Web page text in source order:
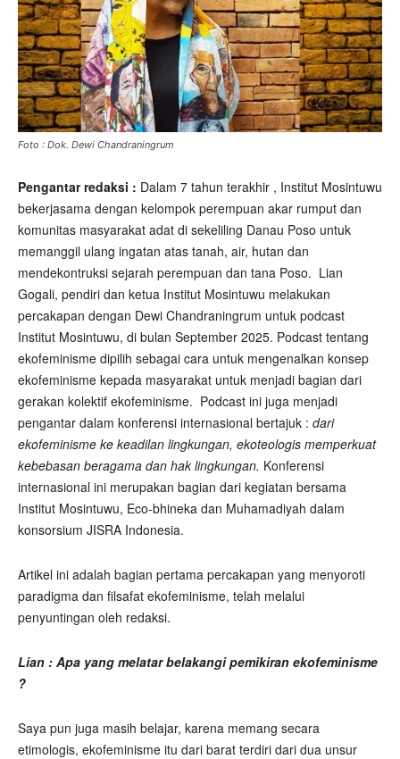
Foto : Dok. Dewi Chandraningrum
Pengantar redaksi : Dalam 7 tahun terakhir , Institut Mosintuwu
bekerjasama dengan kelompok perempuan akar rumput dan
komunitas masyarakat adat di sekeliling Danau Poso untuk
memanggil ulang ingatan atas tanah, air, hutan dan
mendekontruksi sejarah perempuan dan tana Poso. Lian
Gogali, pendiri dan ketua Institut Mosintuwu melakukan
percakapan dengan Dewi Chandraningrum untuk podcast
Institut Mosintuwu, di bulan September 2025. Podcast tentang
ekofeminisme dipilih sebagai cara untuk mengenalkan konsep
ekofeminisme kepada masyarakat untuk menjadi bagian dari
gerakan kolektif ekofeminisme. Podcast ini juga menjadi
pengantar dalam konferensi internasional bertajuk : dari
ekofeminisme ke keadilan lingkungan, ekoteologis memperkuat
kebebasan beragama dan hak lingkungan. Konferensi
internasional ini merupakan bagian dari kegiatan bersama
Institut Mosintuwu, Eco-bhineka dan Muhamadiyah dalam
konsorsium JISRA Indonesia.
Artikel ini adalah bagian pertama percakapan yang menyoroti
paradigma dan filsafat ekofeminisme, telah melalui
penyuntingan oleh redaksi.
Lian : Apa yang melatar belakangi pemikiran ekofeminisme
?
Saya pun juga masih belajar, karena memang secara
etimologis, ekofeminisme itu dari barat terdiri dari dua unsur